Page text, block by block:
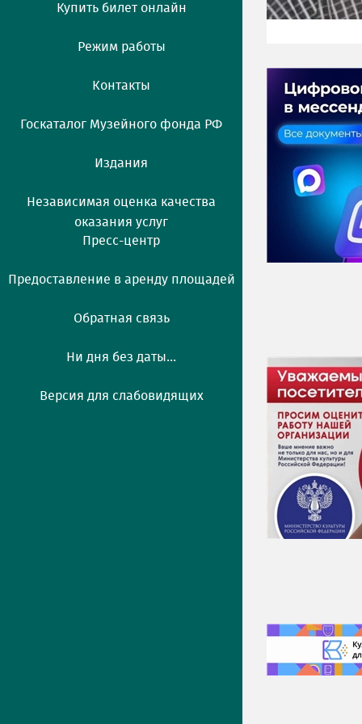
Купить билет онлайн
Режим работы
Контакты
Госкаталог Музейного фонда РФ
Издания
Независимая оценка качества
оказания услуг
Пресс-центр
Предоставление в аренду площадей
Обратная связь
Ни дня без даты...
Версия для слабовидящих